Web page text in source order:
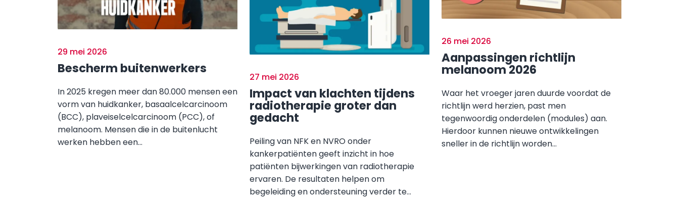
29 mei 2026
Bescherm buitenwerkers
In 2025 kregen meer dan 80.000 mensen een
vorm van huidkanker, basaalcelcarcinoom
(BCC), plaveiselcelcarcinoom (PCC), of
melanoom. Mensen die in de buitenlucht
werken hebben een...
27 mei 2026
Impact van klachten tijdens
radiotherapie groter dan
gedacht
Peiling van NFK en NVRO onder
kankerpatiënten geeft inzicht in hoe
patiënten bijwerkingen van radiotherapie
ervaren. De resultaten helpen om
begeleiding en ondersteuning verder te...
26 mei 2026
Aanpassingen richtlijn
melanoom 2026
Waar het vroeger jaren duurde voordat de
richtlijn werd herzien, past men
tegenwoordig onderdelen (modules) aan.
Hierdoor kunnen nieuwe ontwikkelingen
sneller in de richtlijn worden...